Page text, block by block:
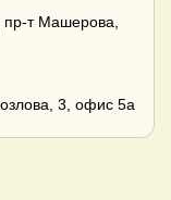
т Машерова,
3, офис 5а